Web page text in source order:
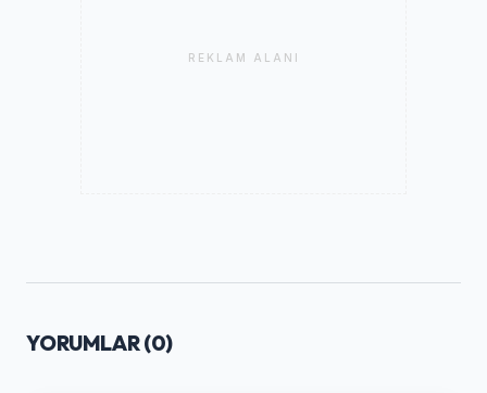
REKLAM ALANI
YORUMLAR (0)